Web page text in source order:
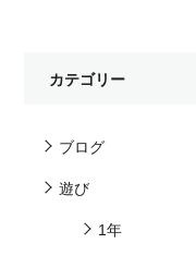
カテゴリー
ブログ
遊び
1年